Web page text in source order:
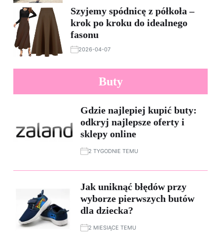
Szyjemy spódnicę z półkoła –
krok po kroku do idealnego
fasonu
2026-04-07
Buty
Gdzie najlepiej kupić buty:
odkryj najlepsze oferty i
sklepy online
2 TYGODNIE TEMU
Jak uniknąć błędów przy
wyborze pierwszych butów
dla dziecka?
2 MIESIĄCE TEMU